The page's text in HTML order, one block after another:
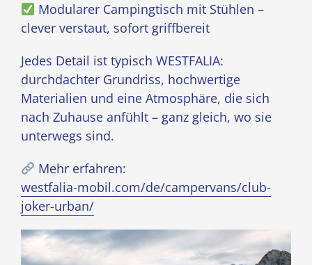
Modularer Campingtisch mit Stühlen –
clever verstaut, sofort griffbereit
Jedes Detail ist typisch WESTFALIA:
durchdachter Grundriss, hochwertige
Materialien und eine Atmosphäre, die sich
nach Zuhause anfühlt – ganz gleich, wo sie
unterwegs sind.
Mehr erfahren:
westfalia-mobil.com/de/campervans/club-
joker-urban/